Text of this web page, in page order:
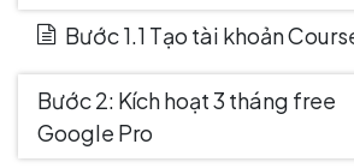
Bước 2: Kích hoạt 3 tháng free
Google Pro